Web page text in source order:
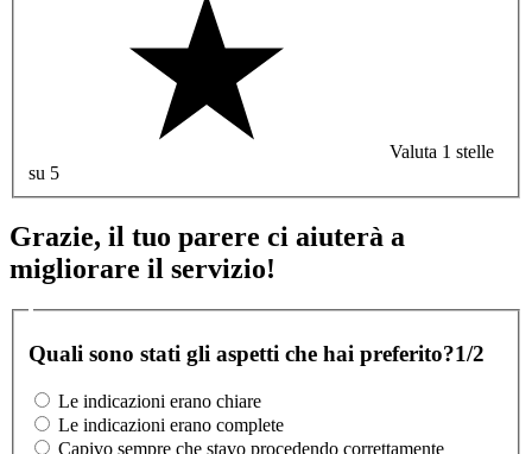
Valuta 1 stelle
su 5
Grazie, il tuo parere ci aiuterà a
migliorare il servizio!
Quali sono stati gli aspetti che hai preferito?1/2
Le indicazioni erano chiare
Le indicazioni erano complete
Capivo sempre che stavo procedendo correttamente